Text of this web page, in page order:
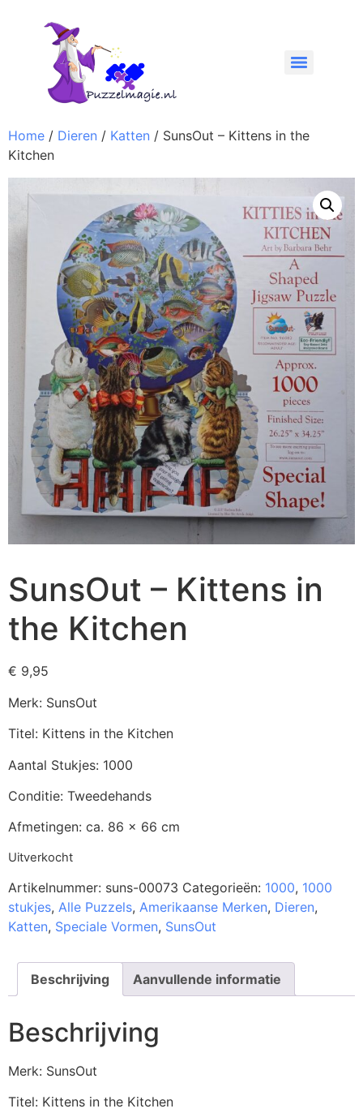
Home / Dieren / Katten / SunsOut – Kittens in the
Kitchen
SunsOut – Kittens in
the Kitchen
€ 9,95
Merk: SunsOut
Titel: Kittens in the Kitchen
Aantal Stukjes: 1000
Conditie: Tweedehands
Afmetingen: ca. 86 x 66 cm
Uitverkocht
Artikelnummer: suns-00073 Categorieën: 1000, 1000
stukjes, Alle Puzzels, Amerikaanse Merken, Dieren,
Katten, Speciale Vormen, SunsOut
Beschrijving Aanvullende informatie
Beschrijving
Merk: SunsOut
Titel: Kittens in the Kitchen